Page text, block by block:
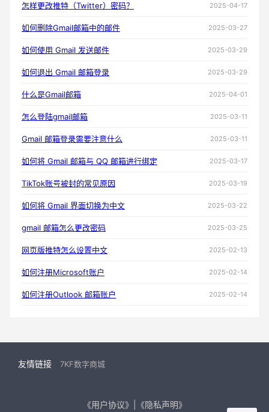
怎样更改推特（Twitter）密码？ 2025-04-17
如何删除Gmail邮箱中的邮件 2025-03-27
如何使用 Gmail 发送邮件 2025-03-29
如何退出 Gmail 邮箱登录 2025-03-29
什么是Gmail邮箱 2025-04-01
怎么登陆gmail邮箱 2025-03-11
Gmail 邮箱登录需要注意什么 2025-03-11
如何将 Gmail 邮箱与 QQ 邮箱进行绑定 2025-03-17
TikTok账号被封的常见原因 2025-03-19
如何将 Gmail 界面切换为中文 2025-03-22
gmail 邮箱怎么更改密码 2025-03-25
网页版推特怎么设置中文 2025-02-13
如何注册Microsoft账户 2025-02-14
如何注册Outlook 邮箱账户 2025-02-14
友情链接 7KF数字商城
《用户协议》|《隐私声明》